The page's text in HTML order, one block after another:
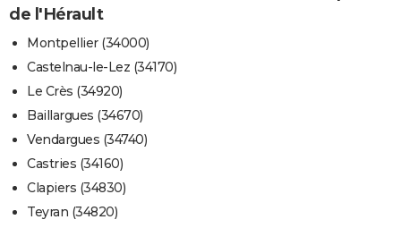
de l'Hérault
Montpellier (34000)
Castelnau-le-Lez (34170)
Le Crès (34920)
Baillargues (34670)
Vendargues (34740)
Castries (34160)
Clapiers (34830)
Teyran (34820)